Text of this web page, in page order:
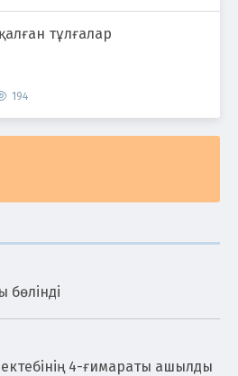
тұлғалар
194
бөлінді
4-ғимараты ашылды